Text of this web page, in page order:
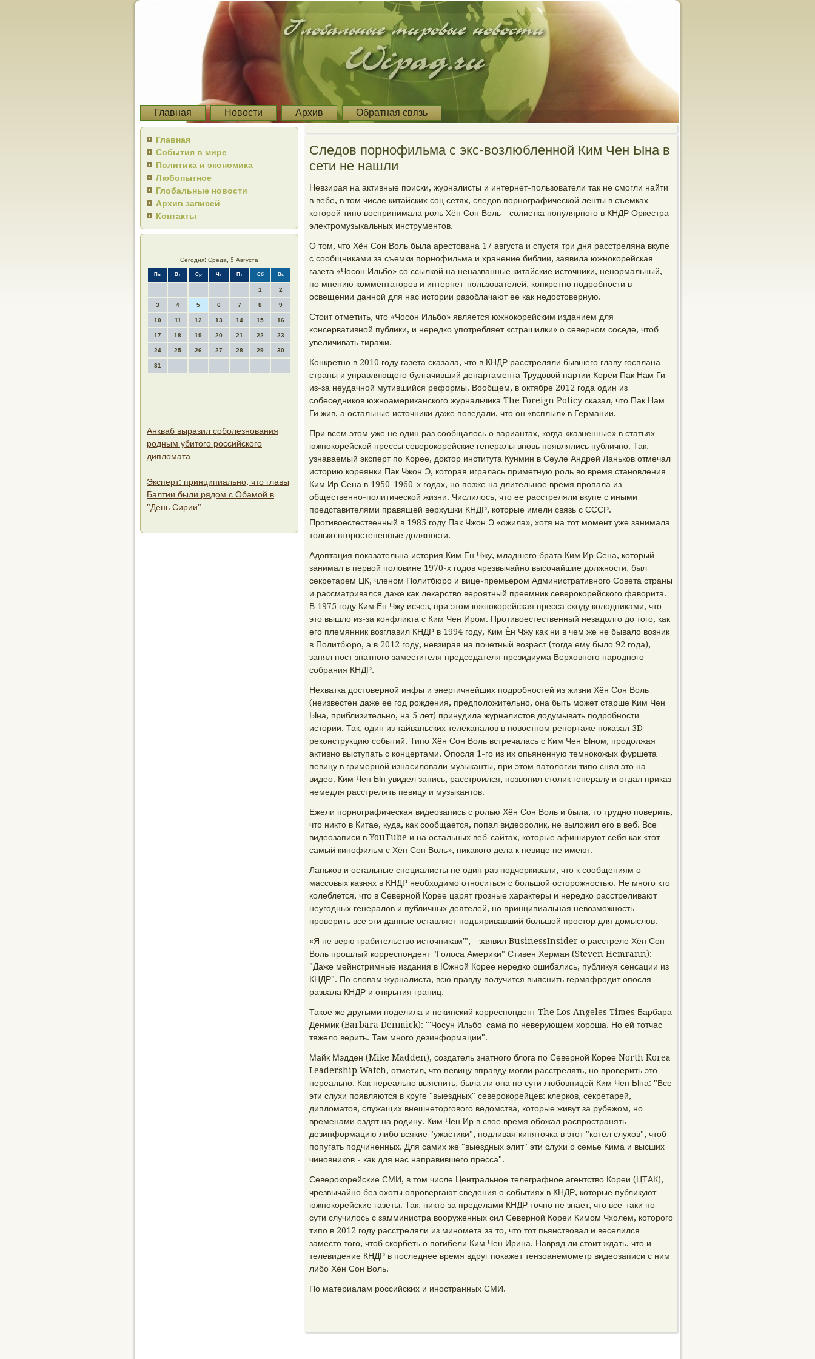
Главная Новости Архив Обратная связь
Главная
События в мире
Политика и экономика
Любопытное
Глобальные новости
Архив записей
Контакты
Сегодня: Среда, 5 Августа
Пн Вт Ср Чт Пт Сб Вс
1 2
3 4 5 6 7 8 9
10 11 12 13 14 15 16
17 18 19 20 21 22 23
24 25 26 27 28 29 30
31
Анкваб выразил соболезнования
родным убитого российского
дипломата
Эксперт: принципиально, что главы
Балтии были рядом с Обамой в
"День Сирии"
Следов порнофильма с экс-возлюбленной Ким Чен Ына в
сети не нашли
Невзирая на активные поиски, журналисты и интернет-пользователи так не смогли найти
в вебе, в том числе китайских соц сетях, следов порнографической ленты в съемках
которой типо воспринимала роль Хён Сон Воль - солистка популярного в КНДР Оркестра
электромузыкальных инструментов.
О том, что Хён Сон Воль была арестована 17 августа и спустя три дня расстреляна вкупе
с сообщниками за съемки порнофильма и хранение библии, заявила южнокорейская
газета «Чосон Ильбо» со ссылкой на неназванные китайские источники, ненормальный,
по мнению комментаторов и интернет-пользователей, конкретно подробности в
освещении данной для нас истории разоблачают ее как недостоверную.
Стоит отметить, что «Чосон Ильбо» является южнокорейским изданием для
консервативной публики, и нередко употребляет «страшилки» о северном соседе, чтоб
увеличивать тиражи.
Конкретно в 2010 году газета сказала, что в КНДР расстреляли бывшего главу госплана
страны и управляющего булгачивший департамента Трудовой партии Кореи Пак Нам Ги
из-за неудачной мутившийся реформы. Вообщем, в октябре 2012 года один из
собеседников южноамериканского журнальчика The Foreign Policy сказал, что Пак Нам
Ги жив, а остальные источники даже поведали, что он «всплыл» в Германии.
При всем этом уже не один раз сообщалось о вариантах, когда «казненные» в статьях
южнокорейской прессы северокорейские генералы вновь появлялись публично. Так,
узнаваемый эксперт по Корее, доктор института Кунмин в Сеуле Андрей Ланьков отмечал
историю кореянки Пак Чжон Э, которая игралась приметную роль во время становления
Ким Ир Сена в 1950-1960-х годах, но позже на длительное время пропала из
общественно-политической жизни. Числилось, что ее расстреляли вкупе с иными
представителями правящей верхушки КНДР, которые имели связь с СССР.
Противоестественный в 1985 году Пак Чжон Э «ожила», хотя на тот момент уже занимала
только второстепенные должности.
Адоптация показательна история Ким Ён Чжу, младшего брата Ким Ир Сена, который
занимал в первой половине 1970-х годов чрезвычайно высочайшие должности, был
секретарем ЦК, членом Политбюро и вице-премьером Административного Совета страны
и рассматривался даже как лекарство вероятный преемник северокорейского фаворита.
В 1975 году Ким Ён Чжу исчез, при этом южнокорейская пресса сходу колодниками, что
это вышло из-за конфликта с Ким Чен Иром. Противоестественный незадолго до того, как
его племянник возглавил КНДР в 1994 году, Ким Ён Чжу как ни в чем же не бывало возник
в Политбюро, а в 2012 году, невзирая на почетный возраст (тогда ему было 92 года),
занял пост знатного заместителя председателя президиума Верховного народного
собрания КНДР.
Нехватка достоверной инфы и энергичнейших подробностей из жизни Хён Сон Воль
(неизвестен даже ее год рождения, предположительно, она быть может старше Ким Чен
Ына, приблизительно, на 5 лет) принудила журналистов додумывать подробности
истории. Так, один из тайваньских телеканалов в новостном репортаже показал 3D-
реконструкцию событий. Типо Хён Сон Воль встречалась с Ким Чен Ыном, продолжая
активно выступать с концертами. Опосля 1-го из их опьяненную темнокожых фуршета
певицу в гримерной изнасиловали музыканты, при этом патологии типо снял это на
видео. Ким Чен Ын увидел запись, расстроился, позвонил столик генералу и отдал приказ
немедля расстрелять певицу и музыкантов.
Ежели порнографическая видеозапись с ролью Хён Сон Воль и была, то трудно поверить,
что никто в Китае, куда, как сообщается, попал видеоролик, не выложил его в веб. Все
видеозаписи в YouTube и на остальных веб-сайтах, которые афишируют себя как «тот
самый кинофильм с Хён Сон Воль», никакого дела к певице не имеют.
Ланьков и остальные специалисты не один раз подчеркивали, что к сообщениям о
массовых казнях в КНДР необходимо относиться с большой осторожностью. Не много кто
колеблется, что в Северной Корее царят грозные характеры и нередко расстреливают
неугодных генералов и публичных деятелей, но принципиальная невозможность
проверить все эти данные оставляет подъяривавший большой простор для домыслов.
«Я не верю грабительство источникам'", - заявил BusinessInsider о расстреле Хён Сон
Воль прошлый корреспондент "Голоса Америки" Стивен Херман (Steven Hemrann):
"Даже мейнстримные издания в Южной Корее нередко ошибались, публикуя сенсации из
КНДР". По словам журналиста, всю правду получится выяснить гермафродит опосля
развала КНДР и открытия границ.
Такое же другыми поделила и пекинский корреспондент The Los Angeles Times Барбара
Денмик (Barbara Denmick): "'Чосун Ильбо' сама по неверующем хороша. Но ей тотчас
тяжело верить. Там много дезинформации".
Майк Мэдден (Mike Madden), создатель знатного блога по Северной Корее North Korea
Leadership Watch, отметил, что певицу вправду могли расстрелять, но проверить это
нереально. Как нереально выяснить, была ли она по сути любовницей Ким Чен Ына: "Все
эти слухи появляются в круге "выездных" северокорейцев: клерков, секретарей,
дипломатов, служащих внешнеторгового ведомства, которые живут за рубежом, но
временами ездят на родину. Ким Чен Ир в свое время обожал распространять
дезинформацию либо всякие "ужастики", подливая кипяточка в этот "котел слухов", чтоб
попугать подчиненных. Для самих же "выездных элит" эти слухи о семье Кима и высших
чиновников - как для нас направившего пресса".
Северокорейские СМИ, в том числе Центральное телеграфное агентство Кореи (ЦТАК),
чрезвычайно без охоты опровергают сведения о событиях в КНДР, которые публикуют
южнокорейские газеты. Так, никто за пределами КНДР точно не знает, что все-таки по
сути случилось с замминистра вооруженных сил Северной Кореи Кимом Чхолем, которого
типо в 2012 году расстреляли из миномета за то, что тот пьянствовал и веселился
заместо того, чтоб скорбеть о погибели Ким Чен Ирина. Навряд ли стоит ждать, что и
телевидение КНДР в последнее время вдруг покажет тензоанемометр видеозаписи с ним
либо Хён Сон Воль.
По материалам российских и иностранных СМИ.